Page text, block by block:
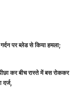
पर ब्लेड से किया हमला;
कर बीच रास्ते में बस रोककर